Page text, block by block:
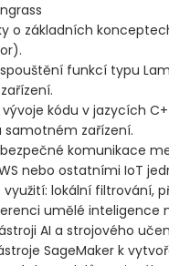
o základních
funkcí typu
vývoje kódu v jazycích
samotném zařízení.
komunikace
nebo ostatními IoT
využití: lokální filtrování,
umělé inteligence
AI a strojového
SageMaker k